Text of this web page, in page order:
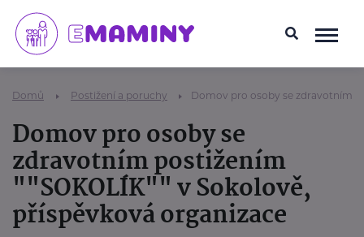
Domů Postižení a poruchy Domov pro osoby se zdravotním
Domov pro osoby se
zdravotním postižením
""SOKOLÍK"" v Sokolově,
příspěvková organizace